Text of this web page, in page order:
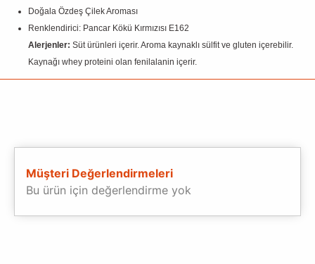
Doğala Özdeş Çilek Aroması
Renklendirici: Pancar Kökü Kırmızısı E162
Alerjenler: Süt ürünleri içerir. Aroma kaynaklı sülfit ve gluten içerebilir.
Kaynağı whey proteini olan fenilalanin içerir.
Müşteri Değerlendirmeleri
Bu ürün için değerlendirme yok